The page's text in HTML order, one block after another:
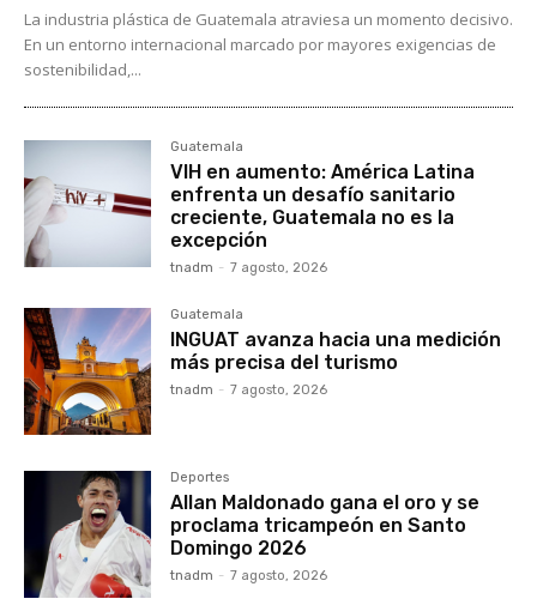
La industria plástica de Guatemala atraviesa un momento decisivo.
En un entorno internacional marcado por mayores exigencias de
sostenibilidad,...
Guatemala
VIH en aumento: América Latina
enfrenta un desafío sanitario
creciente, Guatemala no es la
excepción
tnadm - 7 agosto, 2026
Guatemala
INGUAT avanza hacia una medición
más precisa del turismo
tnadm - 7 agosto, 2026
Deportes
Allan Maldonado gana el oro y se
proclama tricampeón en Santo
Domingo 2026
tnadm - 7 agosto, 2026